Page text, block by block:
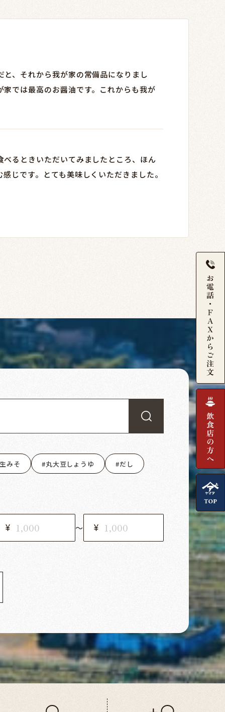
、それから我が家の常備品になりまし
では最高のお醤油です。これからも我が
るときいただいてみましたところ、ほん
じです。とても美味しくいただきました。
生みそ 丸大豆しょうゆ だし
〜